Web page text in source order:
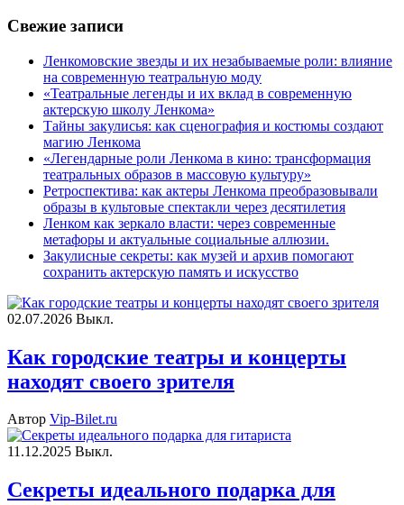
Свежие записи
Ленкомовские звезды и их незабываемые роли: влияние
на современную театральную моду
«Театральные легенды и их вклад в современную
актерскую школу Ленкома»
Тайны закулисья: как сценография и костюмы создают
магию Ленкома
«Легендарные роли Ленкома в кино: трансформация
театральных образов в массовую культуру»
Ретроспектива: как актеры Ленкома преобразовывали
образы в культовые спектакли через десятилетия
Ленком как зеркало власти: через современные
метафоры и актуальные социальные аллюзии.
Закулисные секреты: как музей и архив помогают
сохранить актерскую память и искусство
02.07.2026 Выкл.
Как городские театры и концерты
находят своего зрителя
Автор Vip-Bilet.ru
11.12.2025 Выкл.
Секреты идеального подарка для